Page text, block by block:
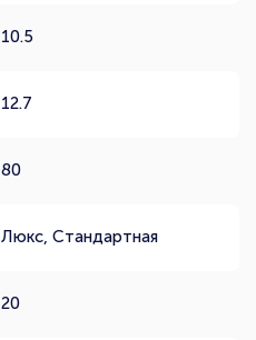
10.5
12.7
80
Люкс, Стандартная
20